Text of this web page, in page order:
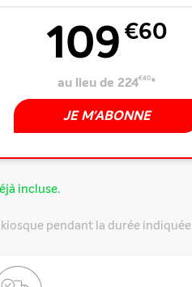
109€60
au lieu de 224€40*
JE M'ABONNE
incluse.
pendant la durée indiquée